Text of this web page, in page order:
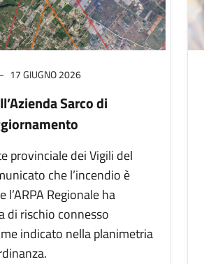
17 GIUGNO 2026
Sarco di
provinciale dei Vigili del
che l’incendio è
l’ARPA Regionale ha
di rischio connesso
indicato nella planimetria